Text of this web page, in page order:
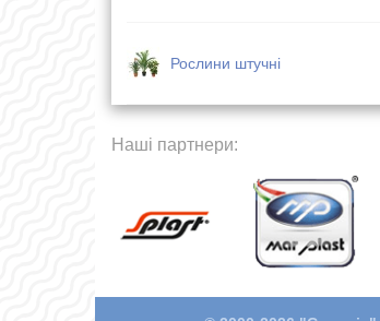
Рослини штучні
Наші партнери: